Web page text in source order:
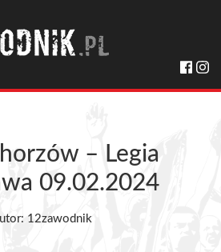
– Legia
09.02.2024
12zawodnik